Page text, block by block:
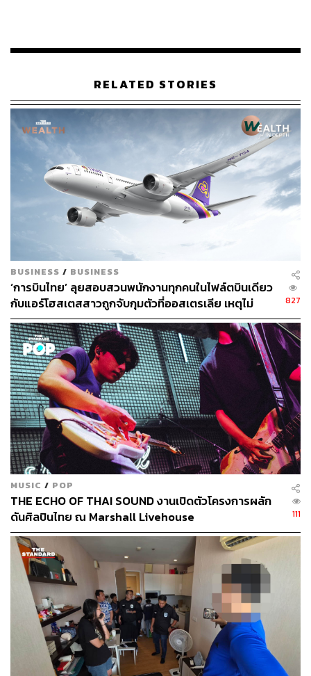
283
ABOUT THE AUTHOR
ถนัดกิจ จันกิเสน
Content Creator ประจำกองบรรณาธิการ
THE STANDARD WEALTH ผู้เสพติดโลก
ธุรกิจ การตลาด เทคโนโลยี และชอบสำรวจ
เคลื่อนไหวให้เป็นเรื่องเข้าใจง่าย สนุก และได้
ไอเดียใหม่ๆ
ABOUT THE PHOTOGRAPHER
ฐานิส สุดโต
บรรณาธิการภาพ ประจำสำนักข่าว THE
STANDARD
RELATED STORIES
BUSINESS / BUSINESS
‘การบินไทย’ ลุยสอบสวนพนักงานทุกคนในไฟล์ตบินเดียว
กับแอร์โฮสเตสสาวถูกจับกุมตัวที่ออสเตรเลีย เหตุไม่
สามารถสอบสวนแอร์ฯที่ถูกจับได้โดยตรง
827
MUSIC / POP
THE ECHO OF THAI SOUND งานเปิดตัวโครงการผลัก
ดันศิลปินไทย ณ Marshall Livehouse
111